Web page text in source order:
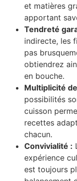
et matières
apportant
Tendreté
indirecte, les
pas
obtiendrez
en bouche.
Multiplicité
possibilités
cuisson
recettes
chacun.
Convivialité :
expérience
est toujours